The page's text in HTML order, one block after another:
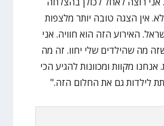
אין הצגה טובה יותר מלצפות
האירוע הזה הוא חוויה. אני
מה שהילדים שלי יחוו. זה מה
מקוות ומכוונות להגיע הכי
לילדות גם את החלום הזה."